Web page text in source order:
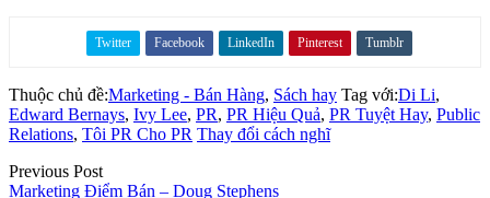
Twitter Facebook LinkedIn Pinterest Tumblr
Thuộc chủ đề:Marketing - Bán Hàng, Sách hay Tag với:Di Li,
Edward Bernays, Ivy Lee, PR, PR Hiệu Quả, PR Tuyệt Hay, Public
Relations, Tôi PR Cho PR Thay đổi cách nghĩ
Previous Post
Marketing Điểm Bán – Doug Stephens